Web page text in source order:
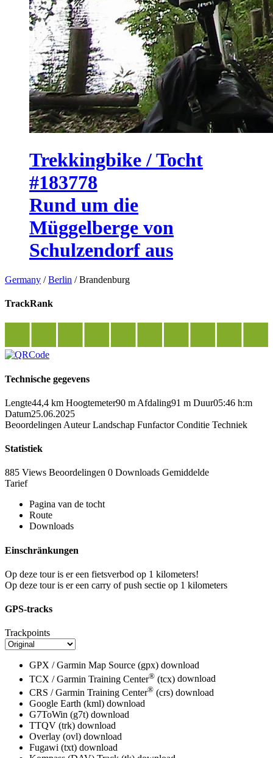
Trekkingbike / Tocht
#183778
Rund um die
Müggelberge von
Schulzendorf aus
Germany /Berlin /Brandenburg
TrackRank
Technische gegevens
Lengte44,4 km Hoogtemeter90 m Afdaling91 m Duur05:46 h:m
Datum25.06.2025
Beoordelingen Auteur Landschap Funfactor Conditie Techniek
Statistiek
885 Views Beoordelingen 0 Downloads Gemiddelde
Tarief
Pagina van de tocht
Route
Downloads
Einschränkungen
Op deze tour is er een fietsverbod op 1 kilometers!
Op deze tour is er een carry of push sectie op 1 kilometers
GPS-tracks
Trackpoints
GPX / Garmin Map Source (gpx) download
TCX / Garmin Training Center® (tcx) download
CRS / Garmin Training Center® (crs) download
Google Earth (kml) download
G7ToWin (g7t) download
TTQV (trk) download
Overlay (ovl) download
Fugawi (txt) download